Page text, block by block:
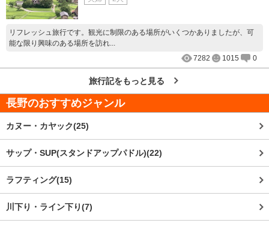
リフレッシュ旅行です。観光に制限のある場所がいくつかありましたが、可
能な限り興味のある場所を訪れ...
7282
1015 0
旅行記をもっと見る
長野のおすすめジャンル
カヌー・カヤック(25)
サップ・SUP(スタンドアップパドル)(22)
ラフティング(15)
川下り・ライン下り(7)